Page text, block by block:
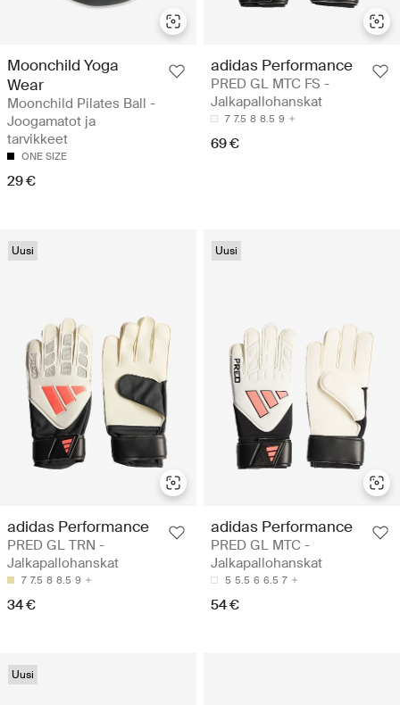
Moonchild Yoga
Wear
Moonchild Pilates Ball -
Joogamatot ja
tarvikkeet
ONE SIZE
29 €
adidas Performance
PRED GL MTC FS -
Jalkapallohanskat
7 7.5 8 8.5 9
69 €
Uusi
adidas Performance
PRED GL TRN -
Jalkapallohanskat
7 7.5 8 8.5 9
34 €
Uusi
adidas Performance
PRED GL MTC -
Jalkapallohanskat
5 5.5 6 6.5 7
54 €
Uusi